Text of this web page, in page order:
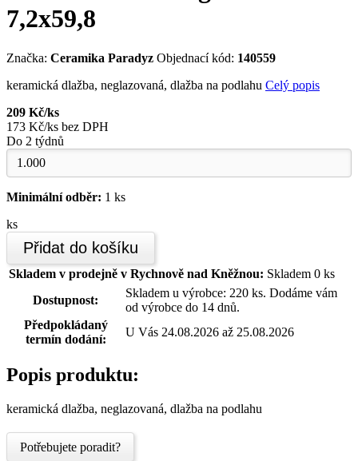
7,2x59,8
Značka: Ceramika Paradyz Objednací kód: 140559
keramická dlažba, neglazovaná, dlažba na podlahu Celý popis
209 Kč/ks
173 Kč/ks bez DPH
Do 2 týdnů
Minimální odběr: 1 ks
ks
Přidat do košíku
Skladem v prodejně v Rychnově nad Kněžnou: Skladem 0 ks
Dostupnost:
Skladem u výrobce: 220 ks. Dodáme vám
od výrobce do 14 dnů.
Předpokládaný
termín dodání:
U Vás 24.08.2026 až 25.08.2026
Popis produktu:
keramická dlažba, neglazovaná, dlažba na podlahu
Potřebujete poradit?